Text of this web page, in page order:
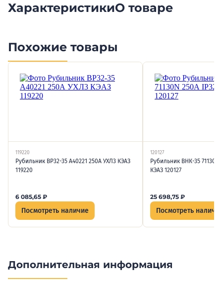
ХарактеристикиО товаре
Похожие товары
119220
Рубильник ВР32-35 А40221 250А УХЛ3 КЭАЗ
119220
6 085,65 ₽
Посмотреть наличие
120127
Рубильник ВНК-35 71130N
КЭАЗ 120127
25 698,75 ₽
Посмотреть
Дополнительная информация